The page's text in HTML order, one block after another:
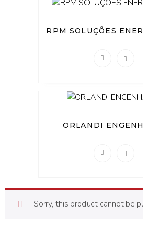
RPM SOLUÇÕES
ORLANDI
Sorry, this product cannot be